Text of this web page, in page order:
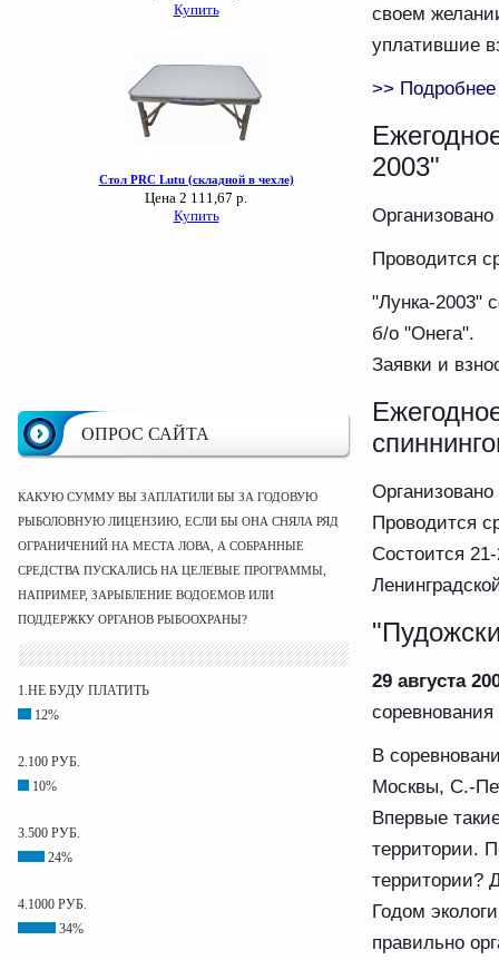
ОПРОС САЙТА
КАКУЮ СУММУ ВЫ ЗАПЛАТИЛИ БЫ ЗА ГОДОВУЮ
РЫБОЛОВНУЮ ЛИЦЕНЗИЮ, ЕСЛИ БЫ ОНА СНЯЛА РЯД
ОГРАНИЧЕНИЙ НА МЕСТА ЛОВА, А СОБРАННЫЕ
СРЕДСТВА ПУСКАЛИСЬ НА ЦЕЛЕВЫЕ ПРОГРАММЫ,
НАПРИМЕР, ЗАРЫБЛЕНИЕ ВОДОЕМОВ ИЛИ
ПОДДЕРЖКУ ОРГАНОВ РЫБООХРАНЫ?
1.НЕ БУДУ ПЛАТИТЬ
12%
2.100 РУБ.
10%
3.500 РУБ.
24%
4.1000 РУБ.
34%
своем
уплатившие
>> Подробнее
2003"
Проводится
"Лунка-2003"
б/о "Онега".
Заявки и
Проводится
Состоится
29 августа
В
Москвы, С.-
Впервые
территории.
территории?
Годом
правильно